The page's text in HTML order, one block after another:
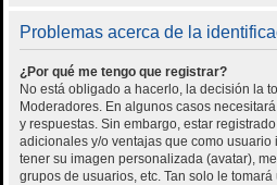
Problemas acerca de la
¿Por qué me tengo que registrar?
No está obligado a hacerlo, la decisión la
Moderadores. En algunos casos
y respuestas. Sin embargo, estar
adicionales y/o ventajas que como usuario
tener su imagen personalizada (avatar),
grupos de usuarios, etc. Tan solo le